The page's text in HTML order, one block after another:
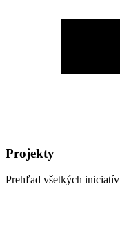
Projekty
Prehľad všetkých